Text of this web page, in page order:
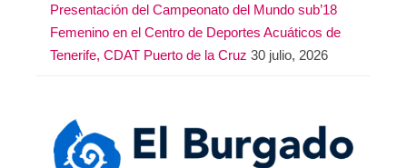
Presentación del Campeonato del Mundo sub’18
Femenino en el Centro de Deportes Acuáticos de
Tenerife, CDAT Puerto de la Cruz 30 julio, 2026